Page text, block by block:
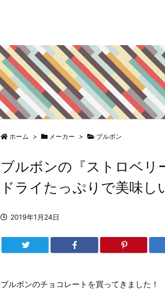
ホーム > メーカー > ブルボン
ブルボンの『ストロベリ
ドライたっぷりで美味し
2019年1月24日
ブルボンのチョコレートを買ってきました！